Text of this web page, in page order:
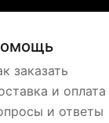
заказать
и оплата
и ответы